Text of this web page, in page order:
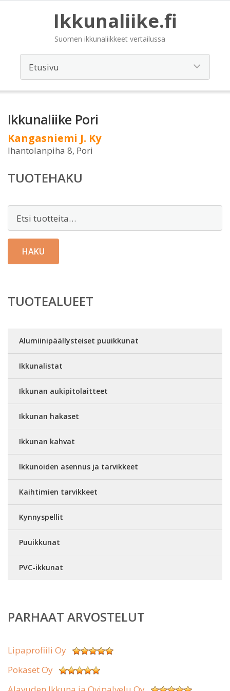
Ikkunaliike.fi
Suomen ikkunaliikkeet vertailussa
Ikkunaliike Pori
Kangasniemi J. Ky
Ihantolanpiha 8, Pori
TUOTEHAKU
HAKU
TUOTEALUEET
Alumiinipäällysteiset puuikkunat
Ikkunalistat
Ikkunan aukipitolaitteet
Ikkunan hakaset
Ikkunan kahvat
Ikkunoiden asennus ja tarvikkeet
Kaihtimien tarvikkeet
Kynnyspellit
Puuikkunat
PVC-ikkunat
PARHAAT ARVOSTELUT
Lipaprofiili Oy
Pokaset Oy